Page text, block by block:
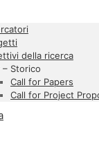
della ricerca
– Storico
Call for Papers
Call for Project